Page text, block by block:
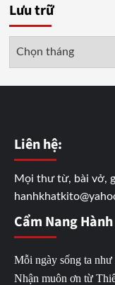
Lưu trữ
Liên hệ:
Mọi thư từ, bài vở,
Cẩm Nang
Mỗi ngày sống ta
Nhận muôn ơn từ